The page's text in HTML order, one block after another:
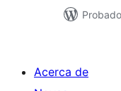
Acerca de